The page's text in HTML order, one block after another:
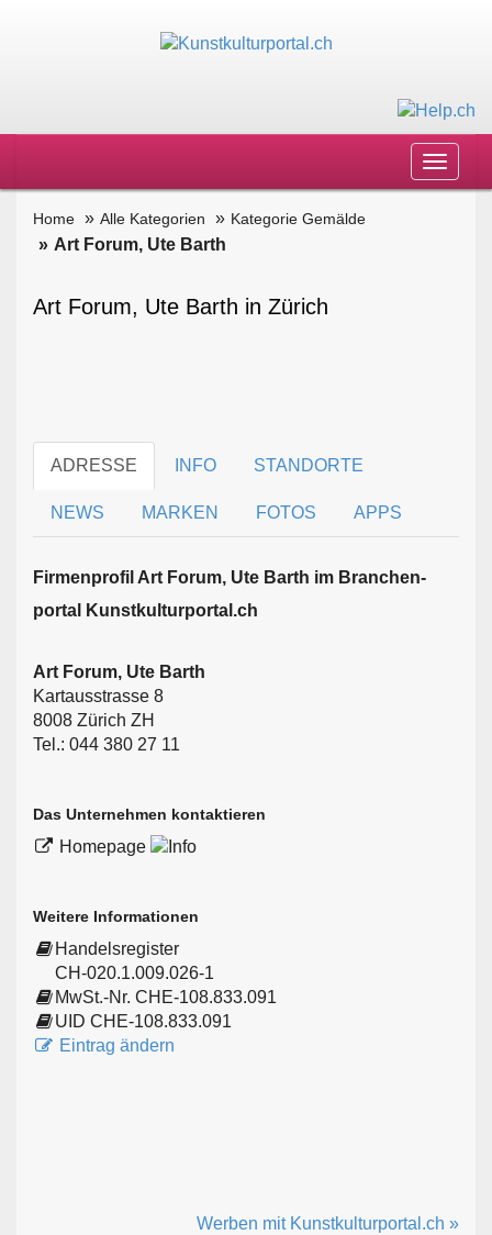
Toggle
Home Alle Kategorien Kategorie Gemälde
Art Forum, Ute Barth
Art Forum, Ute Barth in Zürich
ADRESSE INFO STANDORTE
NEWS MARKEN FOTOS APPS
Firmen­profil Art Forum, Ute Barth im Branchen­
portal Kunstkulturportal.ch
Art Forum, Ute Barth
Kartausstrasse 8
8008 Zürich ZH
Tel.: 044 380 27 11
Das Unternehmen kontaktieren
Homepage
Weitere Informationen
Handelsregister
CH-020.1.009.026-1
MwSt.-Nr. CHE-108.833.091
UID CHE-108.833.091
Eintrag ändern
Werben mit Kunstkulturportal.ch »